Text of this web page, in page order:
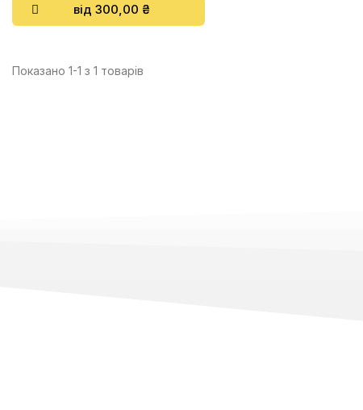
від 300,00 ₴
Показано 1-1 з 1 товарів